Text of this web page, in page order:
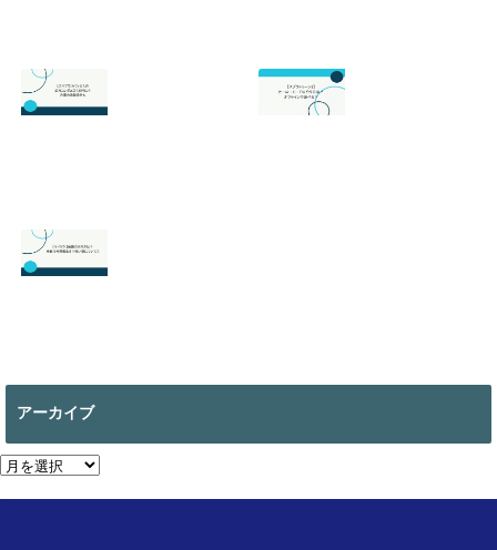
心者でも勝てるお
すすめを解説
2026.07.19
面白い！初心者向
けのやり方の基本
を徹底解説！
ボと立ち回りは？
片翼の発動条件も
2026.06.09
い道についても
アーカイブ
ア